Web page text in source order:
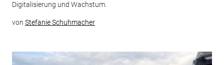
Digitalisierung und Wachstum.
von Stefanie Schuhmacher